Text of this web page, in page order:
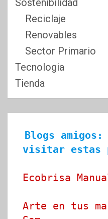
Sostenibilidad
Reciclaje
Renovables
Sector Primario
Tecnologia
Tienda
Blogs amigos:
visitar estas
Ecobrisa
Arte en tus